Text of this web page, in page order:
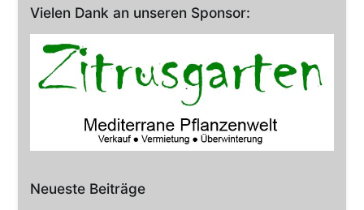
Vielen Dank an unseren Sponsor:
Neueste Beiträge